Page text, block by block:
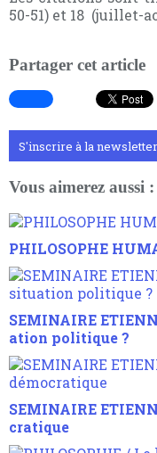
50-51) et 18 (juillet-
Partager cet article
S'inscrire à la newsletter
Vous aimerez aussi :
PHILOSOPHE
SEMINAIRE
ation politique ?
SEMINAIRE
cratique